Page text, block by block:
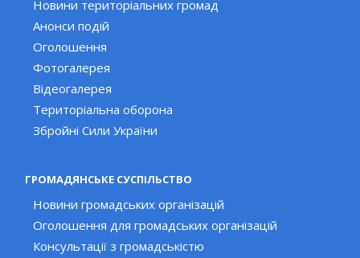
Новини територіальних громад
Анонси подій
Оголошення
Фотогалерея
Відеогалерея
Територіальна оборона
Збройні Сили України
ГРОМАДЯНСЬКЕ СУСПІЛЬСТВО
Новини громадських організацій
Оголошення для громадських організацій
Консультації з громадськістю